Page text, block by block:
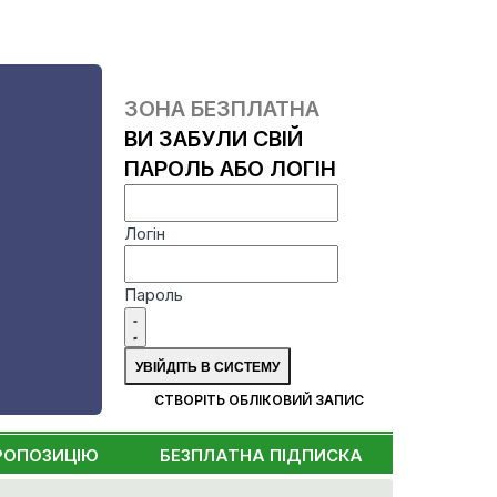
ЗОНА БЕЗПЛАТНА
ВИ ЗАБУЛИ СВІЙ
ПАРОЛЬ АБО ЛОГІН
Логін
Пароль
СТВОРІТЬ ОБЛІКОВИЙ ЗАПИС
БЕЗПЛАТНА ПІДПИСКА